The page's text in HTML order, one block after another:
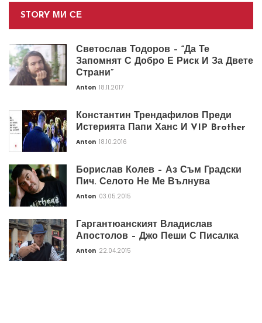
STORY МИ СЕ
Светослав Тодоров – “Да Те
Запомнят С Добро Е Риск И За Двете
Страни”
Anton 18.11.2017
Константин Трендафилов Преди
Истерията Папи Ханс И VIP Brother
Anton 18.10.2016
Борислав Колев – Аз Съм Градски
Пич. Селото Не Ме Вълнува
Anton 03.05.2015
Гаргантюанският Владислав
Апостолов – Джо Пеши С Писалка
Anton 22.04.2015